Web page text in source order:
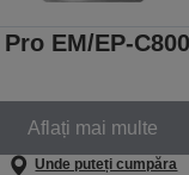
EM/EP-
Aflați mai multe
Unde puteți cumpăra